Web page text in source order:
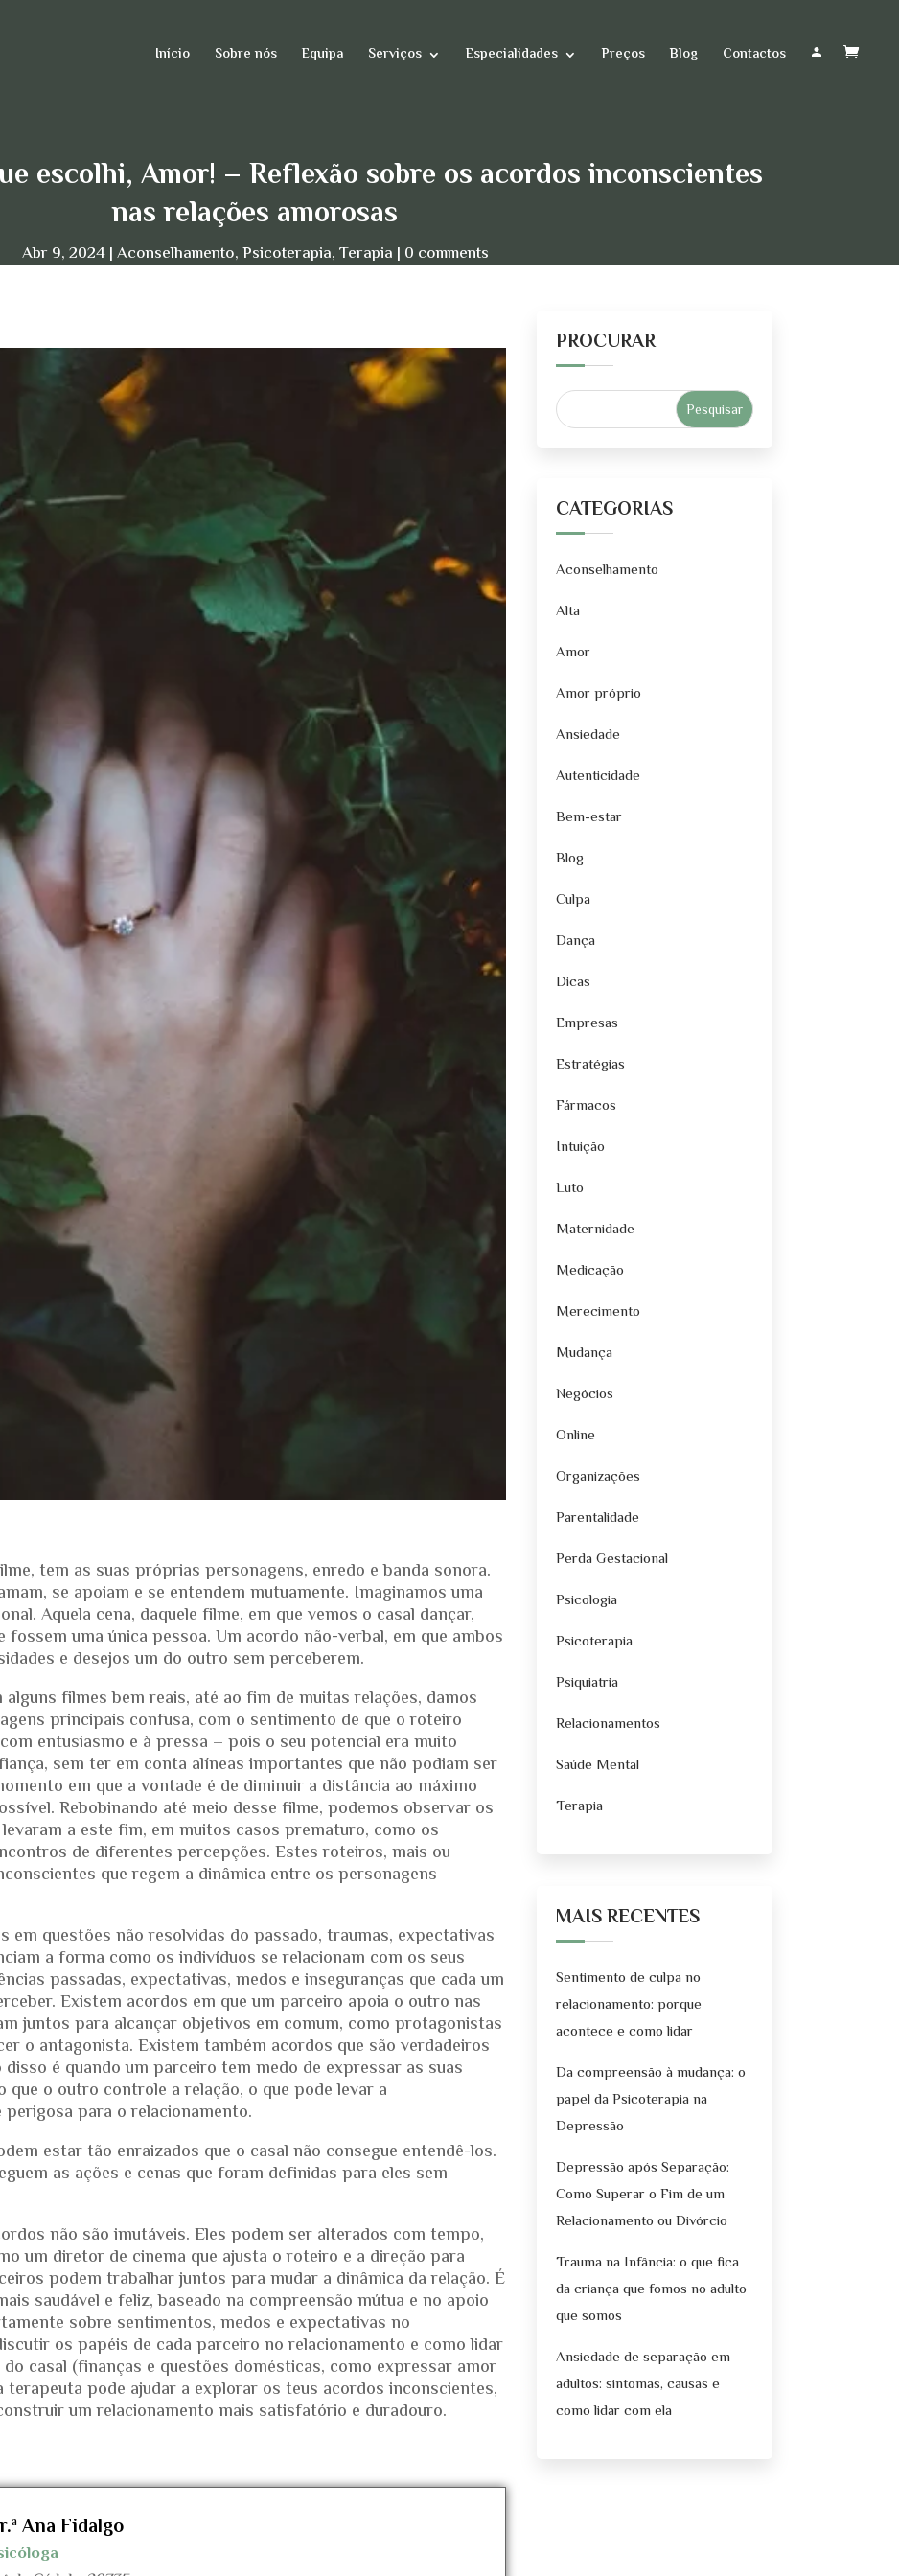
Início Sobre nós Equipa Serviços Especialidades Preços Blog Contactos
escolhi, Amor! – Reflexão sobre os acordos inconscientes
nas relações amorosas
Abr 9, 2024 Aconselhamento,Psicoterapia,Terapia 0 comments
tem as suas próprias personagens, enredo e banda sonora.
se apoiam e se entendem mutuamente. Imaginamos uma
Aquela cena, daquele filme, em que vemos o casal dançar,
uma única pessoa. Um acordo não-verbal, em que ambos
e desejos um do outro sem perceberem.
filmes bem reais, até ao fim de muitas relações, damos
principais confusa, com o sentimento de que o roteiro
entusiasmo e à pressa – pois o seu potencial era muito
sem ter em conta alíneas importantes que não podiam ser
em que a vontade é de diminuir a distância ao máximo
Rebobinando até meio desse filme, podemos observar os
a este fim, em muitos casos prematuro, como os
de diferentes percepções. Estes roteiros, mais ou
que regem a dinâmica entre os personagens
em questões não resolvidas do passado, traumas, expectativas
a forma como os indivíduos se relacionam com os seus
passadas, expectativas, medos e inseguranças que cada um
Existem acordos em que um parceiro apoia o outro nas
juntos para alcançar objetivos em comum, como protagonistas
o antagonista. Existem também acordos que são verdadeiros
é quando um parceiro tem medo de expressar as suas
que o outro controle a relação, o que pode levar a
para o relacionamento.
estar tão enraizados que o casal não consegue entendê-los.
as ações e cenas que foram definidas para eles sem
não são imutáveis. Eles podem ser alterados com tempo,
um diretor de cinema que ajusta o roteiro e a direção para
podem trabalhar juntos para mudar a dinâmica da relação. É
saudável e feliz, baseado na compreensão mútua e no apoio
sobre sentimentos, medos e expectativas no
os papéis de cada parceiro no relacionamento e como lidar
casal (finanças e questões domésticas, como expressar amor
pode ajudar a explorar os teus acordos inconscientes,
um relacionamento mais satisfatório e duradouro.
Ana Fidalgo
PROCURAR
CATEGORIAS
Aconselhamento
Alta
Amor
Amor próprio
Ansiedade
Autenticidade
Bem-estar
Blog
Culpa
Dança
Dicas
Empresas
Estratégias
Fármacos
Intuição
Luto
Maternidade
Medicação
Merecimento
Mudança
Negócios
Online
Organizações
Parentalidade
Perda Gestacional
Psicologia
Psicoterapia
Psiquiatria
Relacionamentos
Saúde Mental
Terapia
MAIS RECENTES
Sentimento de culpa no
relacionamento: porque
acontece e como lidar
Da compreensão à mudança: o
papel da Psicoterapia na
Depressão
Depressão após Separação:
Como Superar o Fim de um
Relacionamento ou Divórcio
Trauma na Infância: o que fica
da criança que fomos no adulto
que somos
Ansiedade de separação em
adultos: sintomas, causas e
como lidar com ela